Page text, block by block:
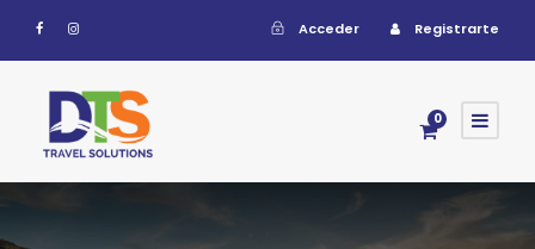
Acceder Registrarte
0